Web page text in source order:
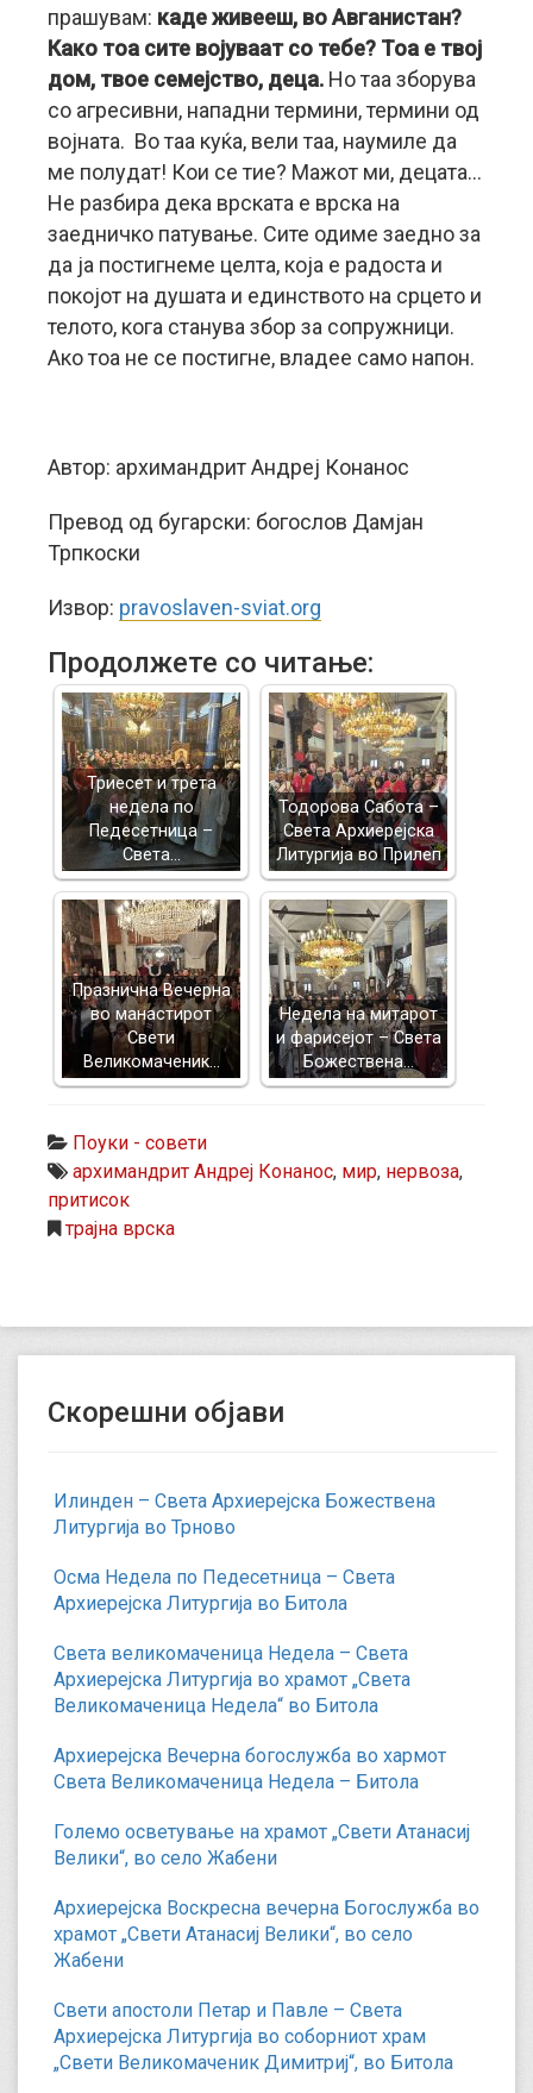
прашувам: каде живееш, во Авганистан?
Како тоа сите војуваат со тебе? Тоа е твој
дом, твое семејство, деца. Но таа зборува
со агресивни, нападни термини, термини од
војната. Во таа куќа, вели таа, наумиле да
ме полудат! Кои се тие? Мажот ми, децата…
Не разбира дека врската е врска на
заедничко патување. Сите одиме заедно за
да ја постигнеме целта, која е радоста и
покојот на душата и единството на срцето и
телото, кога станува збор за сопружници.
Ако тоа не се постигне, владее само напон.
Автор: архимандрит Андреј Конанос
Превод од бугарски: богослов Дамјан
Трпкоски
Извор: pravoslaven-sviat.org
Продолжете со читање:
Триесет и трета
недела по
Педесетница –
Света…
Тодорова Сабота –
Света Архиерејска
Литургија во Прилеп
Празнична Вечерна
во манастирот
Свети
Великомаченик…
Недела на митарот
и фарисејот – Светa
Божествена…
Поуки - совети
архимандрит Андреј Конанос, мир, нервоза,
притисок
трајна врска
Скорешни објави
Илинден – Света Архиерејска Божествена
Литургија во Трново
Осма Недела по Педесетница – Света
Архиерејска Литургија во Битола
Света великомаченица Недела – Света
Архиерејска Литургија во храмот „Света
Великомаченица Недела“ во Битола
Архиерејска Вечерна богослужба во хармот
Света Великомаченица Недела – Битола
Големо осветување на храмот „Свети Атанасиј
Велики“, во село Жабени
Архиерејска Воскресна вечерна Богослужба во
храмот „Свети Атанасиј Велики“, во село
Жабени
Свети апостоли Петар и Павле – Света
Архиерејска Литургија во соборниот храм
„Свети Великомаченик Димитриј“, во Битола